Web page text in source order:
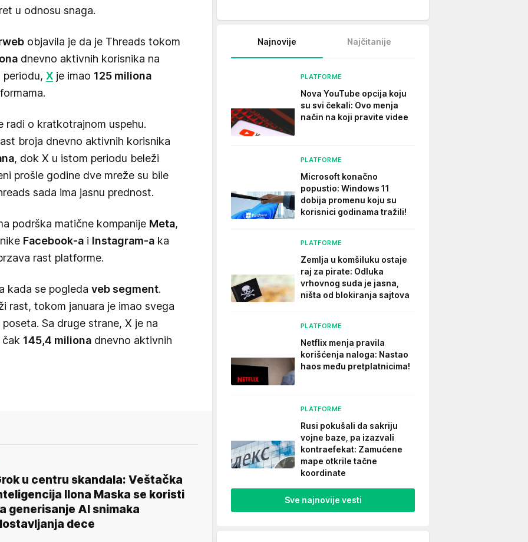
u odnosu snaga.
objavila je da je Threads tokom
dnevno aktivnih korisnika na
periodu, X je imao 125 miliona
radi o kratkotrajnom uspehu.
broja dnevno aktivnih korisnika
, dok X u istom periodu beleži
prošle godine dve mreže su bile
sada ima jasnu prednost.
podrška matične kompanije Meta,
Facebook-a i Instagram-a ka
rast platforme.
kada se pogleda veb segment.
rast, tokom januara je imao svega
Sa druge strane, X je na
čak 145,4 miliona dnevno aktivnih
u centru skandala: Veštačka
Ilona Maska se koristi
generisanje AI snimaka
dece
Najnovije Najčitanije
PLATFORME
Nova YouTube opcija koju
su svi čekali: Ovo menja
način na koji pravite videe
PLATFORME
Microsoft konačno
popustio: Windows 11
dobija promenu koju su
korisnici godinama tražili!
PLATFORME
Zemlja u komšiluku ostaje
raj za pirate: Odluka
vrhovnog suda je jasna,
ništa od blokiranja sajtova
PLATFORME
Netflix menja pravila
korišćenja naloga: Nastao
haos među pretplatnicima!
PLATFORME
Rusi pokušali da sakriju
vojne baze, pa izazvali
kontraefekat: Zamućene
mape otkrile tačne
koordinate
Sve najnovije vesti